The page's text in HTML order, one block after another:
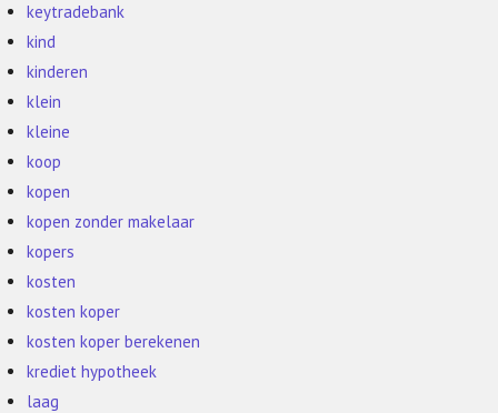
keytradebank
kind
kinderen
klein
kleine
koop
kopen
kopen zonder makelaar
kopers
kosten
kosten koper
kosten koper berekenen
krediet hypotheek
laag